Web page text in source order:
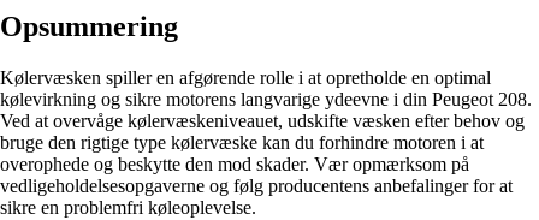
Opsummering
Kølervæsken spiller en afgørende rolle i at opretholde en optimal
kølevirkning og sikre motorens langvarige ydeevne i din Peugeot 208.
Ved at overvåge kølervæskeniveauet, udskifte væsken efter behov og
bruge den rigtige type kølervæske kan du forhindre motoren i at
overophede og beskytte den mod skader. Vær opmærksom på
vedligeholdelsesopgaverne og følg producentens anbefalinger for at
sikre en problemfri køleoplevelse.